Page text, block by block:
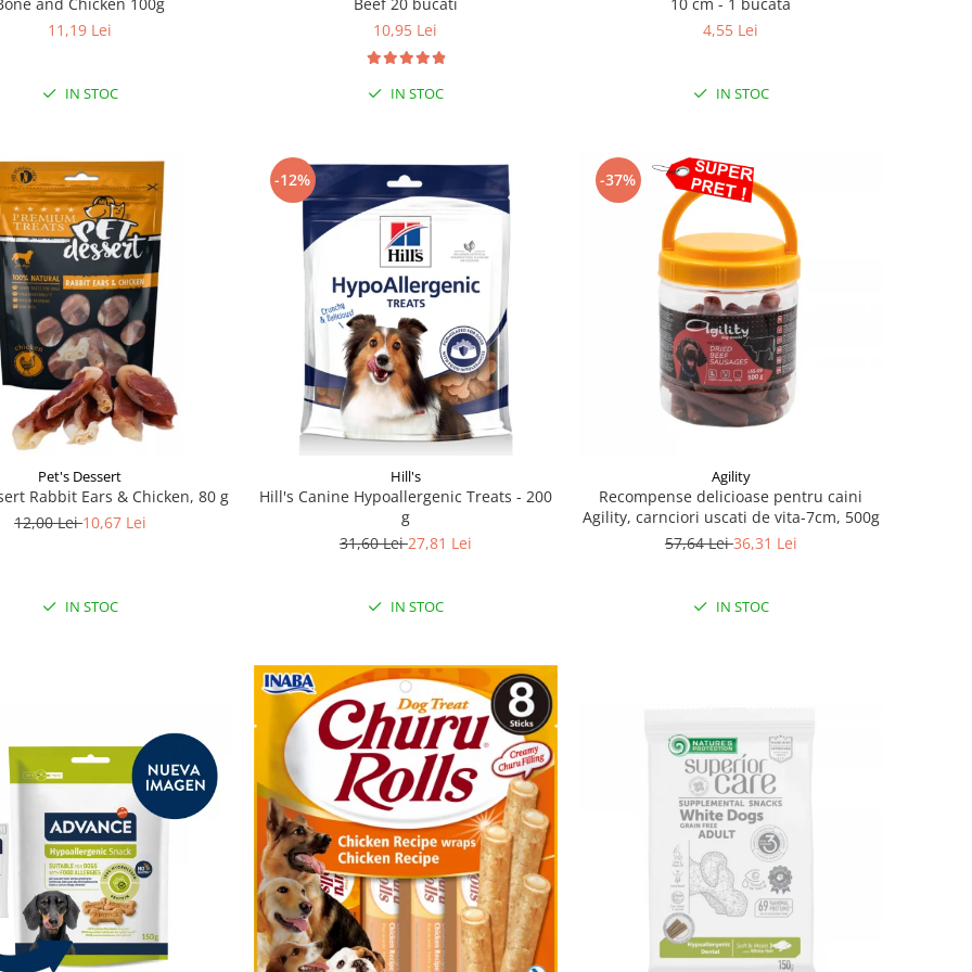
11,19 Lei
IN STOC
10,95 Lei
IN STOC
4,55 Lei
IN STOC
Pet's Dessert
Rabbit Ears & Chicken, 80 g
12,00 Lei10,67 Lei
IN STOC
-12%
Hill's
Hill's Canine Hypoallergenic Treats - 200
g
31,60 Lei27,81 Lei
IN STOC
-37%
Agility
Recompense delicioase pentru caini
Agility, carnciori uscati de vita-7cm, 500g
57,64 Lei36,31 Lei
IN STOC